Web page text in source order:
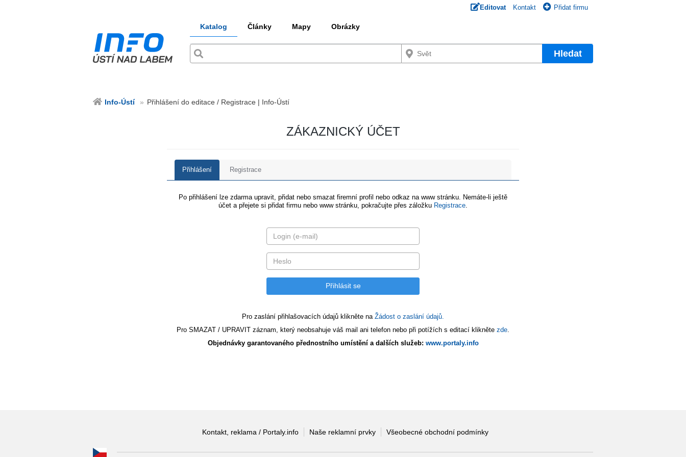
Editovat Kontakt Přidat firmu
Katalog Články Mapy Obrázky
Hledat
Info-Ústí Přihlášení do editace / Registrace | Info-Ústí
ZÁKAZNICKÝ ÚČET
Přihlášení Registrace
Po přihlášení lze zdarma upravit, přidat nebo smazat firemní profil nebo odkaz na www stránku. Nemáte-li ještě
účet a přejete si přidat firmu nebo www stránku, pokračujte přes záložku Registrace
Pro zaslání přihlašovacích údajů klikněte na Žádost o zaslání údajů.
Pro SMAZAT / UPRAVIT záznam, který neobsahuje váš mail ani telefon nebo při potížích s editací klikněte zde
Objednávky garantovaného přednostního umístění a dalších služeb: www.portaly.info
Kontakt, reklama / Portaly.info Naše reklamní prvky Všeobecné obchodní podmínky